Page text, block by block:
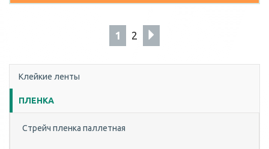
1 2
Клейкие ленты
ПЛЕНКА
Стрейч пленка паллетная